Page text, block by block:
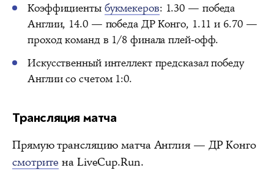
Коэффициенты букмекеров: 1.30 — победа
Англии, 14.0 — победа ДР Конго, 1.11 и 6.70 —
проход команд в 1/8 финала плей-офф.
Искусственный интеллект предсказал победу
Англии со счетом 1:0.
Трансляция матча
Прямую трансляцию матча Англия — ДР Конго
смотрите на LiveCup.Run.